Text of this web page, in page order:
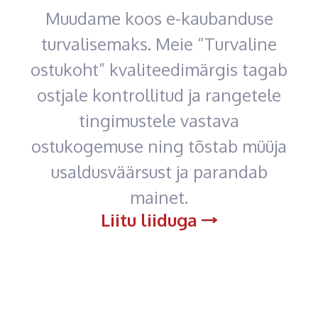
Muudame koos e-kaubanduse
turvalisemaks. Meie “Turvaline
ostukoht” kvaliteedimärgis tagab
ostjale kontrollitud ja rangetele
tingimustele vastava
ostukogemuse ning tõstab müüja
usaldusväärsust ja parandab
mainet.
Liitu liiduga